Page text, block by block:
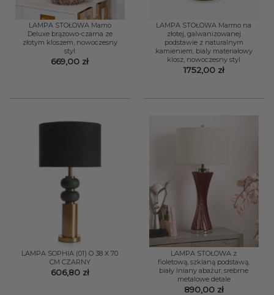
LAMPA STOŁOWA Mamo
Deluxe brązowo-czarna ze
złotym kloszem, nowoczesny
styl
669,00 zł
LAMPA STOŁOWA Marmo na
złotej, galwanizowanej
podstawie z naturalnym
kamieniem, bialy materiałowy
klosz, nowoczesny styl
1752,00 zł
LAMPA SOPHIA (01) O 38 X 70
CM CZARNY
606,80 zł
LAMPA STOŁOWA z
fioletową, szklaną podstawą,
biały lniany abażur, srebrne
metalowe detale
890,00 zł